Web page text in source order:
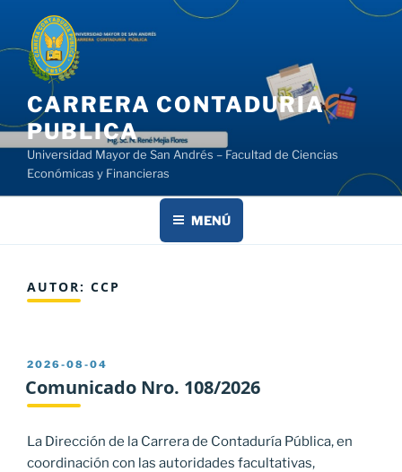
contenido
CARRERA CONTADURIA
PUBLICA
Universidad Mayor de San Andrés – Facultad de Ciencias
Económicas y Financieras
MENÚ
AUTOR: CCP
PUBLICADO
EL
2026-08-04
Comunicado Nro. 108/2026
La Dirección de la Carrera de Contaduría Pública, en
coordinación con las autoridades facultativas,